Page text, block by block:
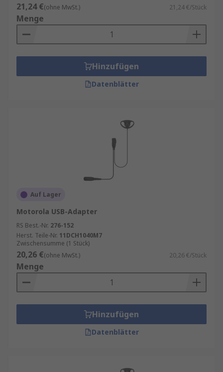
21,24 €(ohne MwSt.) 21,24 €/Stück
Menge
Hinzufügen
Datenblätter
Auf Lager
Motorola USB-Adapter
RS Best.-Nr. 276-152
Herst. Teile-Nr. 11DCH1040M7
Zwischensumme (1 Stück)
20,26 €(ohne MwSt.) 20,26 €/Stück
Menge
Hinzufügen
Datenblätter